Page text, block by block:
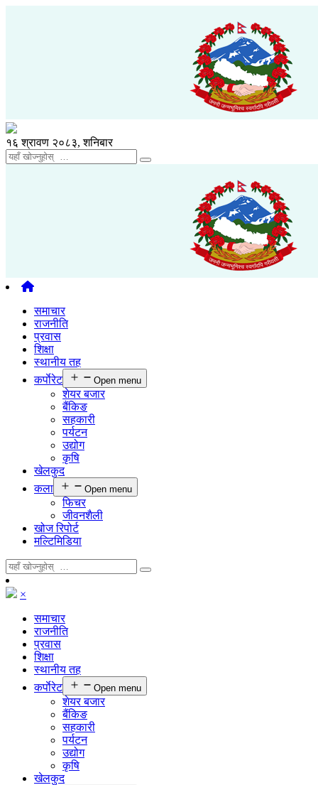
१६ श्रावण २०८३, शनिबार
समाचार
राजनीति
प्रवास
शिक्षा
स्थानीय तह
कर्पाेरेट
Open menu
शेयर बजार
बैंकिङ
सहकारी
पर्यटन
उद्योग
कृषि
खेलकुद
कला
Open menu
फिचर
जीवनशैली
खोज रिपोर्ट
मल्टिमिडिया
×
समाचार
राजनीति
प्रवास
शिक्षा
स्थानीय तह
कर्पाेरेट
Open menu
शेयर बजार
बैंकिङ
सहकारी
पर्यटन
उद्योग
कृषि
खेलकुद